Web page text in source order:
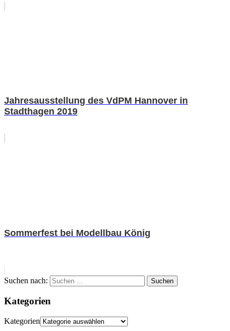
Jahresausstellung des VdPM Hannover in
Stadthagen 2019
Sommerfest bei Modellbau König
Suchen nach: Suchen
Kategorien
Kategorien